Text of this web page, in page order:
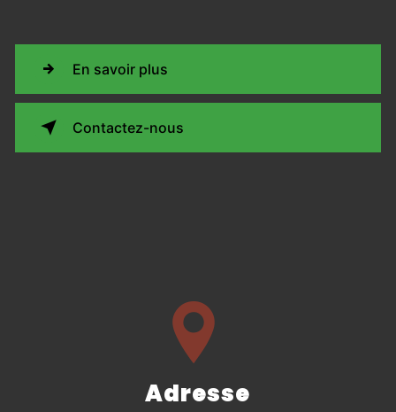
En savoir plus
Contactez-nous
Adresse